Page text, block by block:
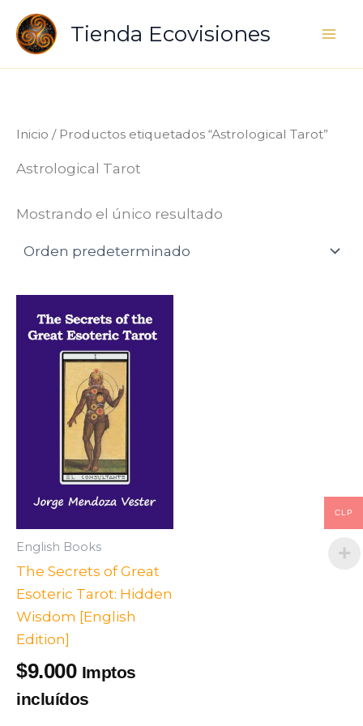
contenido
Tienda Ecovisiones
Inicio / Productos etiquetados “Astrological Tarot”
Astrological Tarot
Mostrando el único resultado
English Books
The Secrets of Great
Esoteric Tarot: Hidden
Wisdom [English
Edition]
$9.000 Imptos
incluídos
CLP